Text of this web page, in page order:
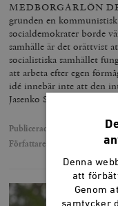
MEDBORGARLÖN
grunden en
socialdemokrater borde
samhälle är det orättvist
socialistiska samhället
att arbeta efter egen
idé innebär inte att den
Jasenko Selimović,
Publicerad
4 september 2017
Författare Jasenko Selimović
Denna
att
Genom
samtycker